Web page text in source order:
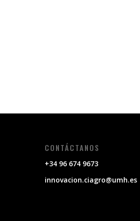
CONTÁCTANOS
+34 96 674 9673
innovacion.ciagro@umh.es